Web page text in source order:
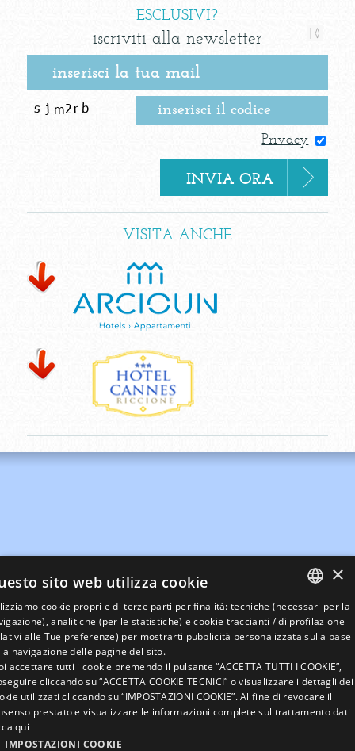
ESCLUSIVI?
iscriviti alla newsletter
Privacy
VISITA ANCHE
ITALIAN
ENGLISH
GERMAN
FRENCH
×
sito web utilizza cookie
cookie propri e di terze parti per finalità: tecniche (necessari per la
analitiche (per le statistiche) e cookie traccianti / di profilazione
alle Tue preferenze) per mostrarti pubblicità personalizzata sulla base
navigazione delle pagine del sito.
accettare tutti i cookie premendo il pulsante “ACCETTA TUTTI I COOKIE”,
cliccando su “ACCETTA COOKIE TECNICI” o visualizzare i dettagli dei
utilizzati cliccando su “IMPOSTAZIONI COOKIE”. Al fine di revocare il
prestato e visualizzare le informazioni complete sul trattamento dati
qui
IMPOSTAZIONI COOKIE